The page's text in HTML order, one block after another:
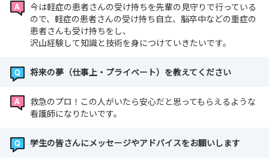
今は軽症の患者さんの受け持ちを先輩の見守りで行っている
ので、軽症の患者さんの受け持ち自立、脳卒中などの重症の
患者さんも受け持ちをし、
沢山経験して知識と技術を身につけていきたいです。
将来の夢（仕事上・プライベート）を教えてください
救急のプロ！この人がいたら安心だと思ってもらえるような
看護師になりたいです。
学生の皆さんにメッセージやアドバイスをお願いします